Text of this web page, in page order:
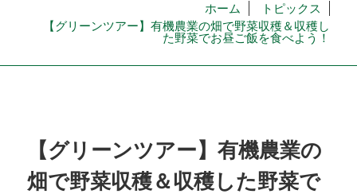
ホーム
トピックス
【グリーンツアー】有機農業の畑で野菜収穫＆収穫し
た野菜でお昼ご飯を食べよう！
【グリーンツアー】有機農業の
畑で野菜収穫＆収穫した野菜で